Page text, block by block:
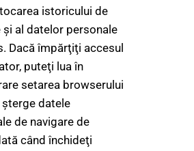
istoricului de
şi al datelor personale
Dacă împărţiţi accesul
puteţi lua în
setarea browserului
şterge datele
de navigare de
când închideţi